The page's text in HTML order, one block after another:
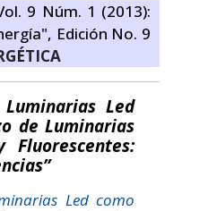
9 Núm. 1 (2013):
Edición No. 9
Led
de Luminarias
Fluorescentes:
Led como